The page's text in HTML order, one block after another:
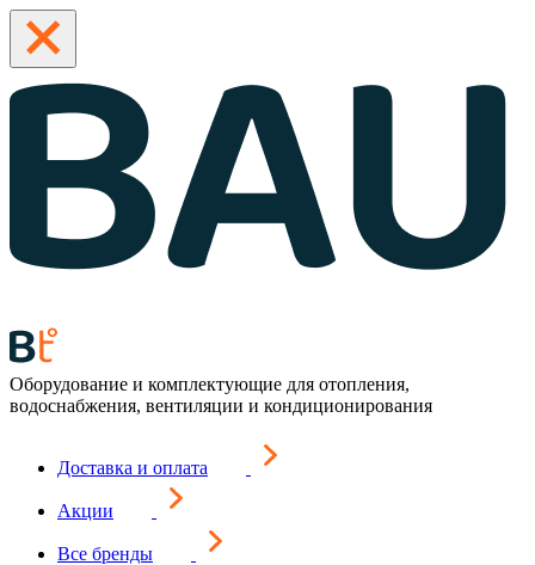
Оборудование и комплектующие для отопления,
водоснабжения, вентиляции и кондиционирования
Доставка и оплата
Акции
Все бренды